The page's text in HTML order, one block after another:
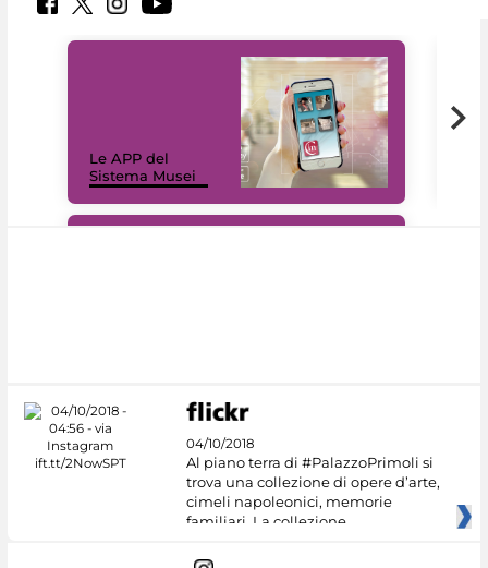
Le APP del
Sistema Musei
04/10/2018
Al piano terra di #PalazzoPrimoli si
trova una collezione di opere d’arte,
cimeli napoleonici, memorie
familiari. La collezione